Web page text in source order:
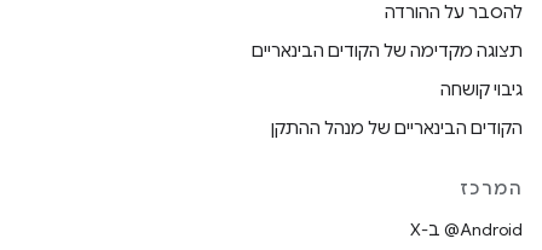
להסבר על ההורדה
תצוגה מקדימה של הקודים הבינאריים
גיבוי קושחה
הקודים הבינאריים של מנהל ההתקן
המרכז
‫‎@Android ב-X